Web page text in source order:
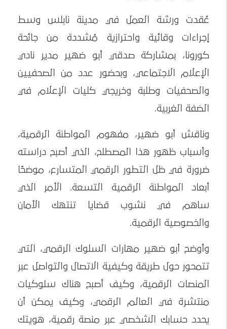
عُقدت ورشة العمل في مدينة نابلس وسط
إجراءات وقائية واحترازية مُشددة من جائحة
كورونا، بمشاركة صدقي أبو ضهير مدير نادي
الإعلام الاجتماعي، وبحضور عدد من الصحفيين
والصحفيات وطلبة وخريجي كليات الإعلام في
الضفة الغربية.
وناقش أبو ضهير، مفهوم المواطنة الرقمية،
وأسباب ظهور هذا المصطلح، الذي أصبح دراسته
ضرورة في ظل التطور الرقمي المتسارع، موضحًا
أبعاد المواطنة الرقمية التسعة. الأمر الذي
ساهم في نشوب قضايا تنتهك الأمان
والخصوصية الرقمية.
وأوضح أبو ضهير مهارات السلوك الرقمي، التي
تتمحور حول طريقة وكيفية الاتصال والتواصل عبر
المنصات الرقمية، وكيف أصبح هناك سلوكيات
منتشرة في العالم الرقمي، وكيف يمكن أن
يحدد حسابك الشخصي عبر منصة رقمية، هويتك